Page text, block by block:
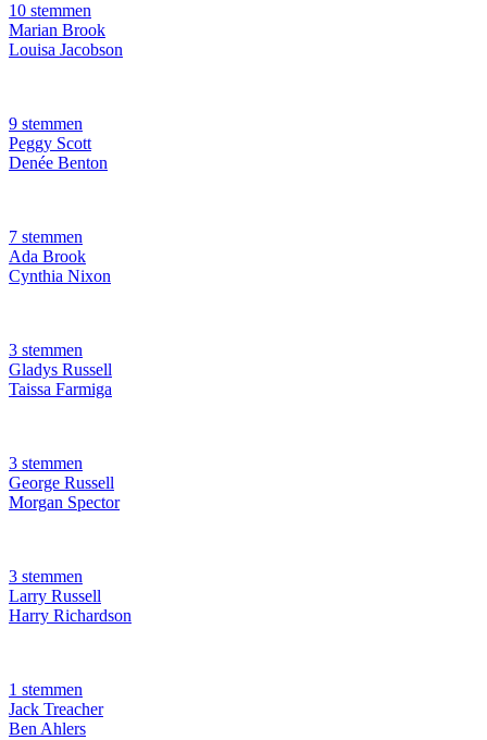
10 stemmen
Marian Brook
Louisa Jacobson
9 stemmen
Peggy Scott
Denée Benton
7 stemmen
Ada Brook
Cynthia Nixon
3 stemmen
Gladys Russell
Taissa Farmiga
3 stemmen
George Russell
Morgan Spector
3 stemmen
Larry Russell
Harry Richardson
1 stemmen
Jack Treacher
Ben Ahlers